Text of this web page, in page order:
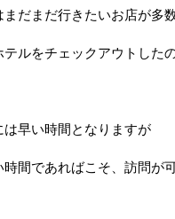
まだまだ行きたいお店が多
テルをチェックアウトした
は早い時間となりますが
時間であればこそ、訪問が